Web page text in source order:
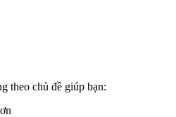
theo chủ đề giúp bạn: